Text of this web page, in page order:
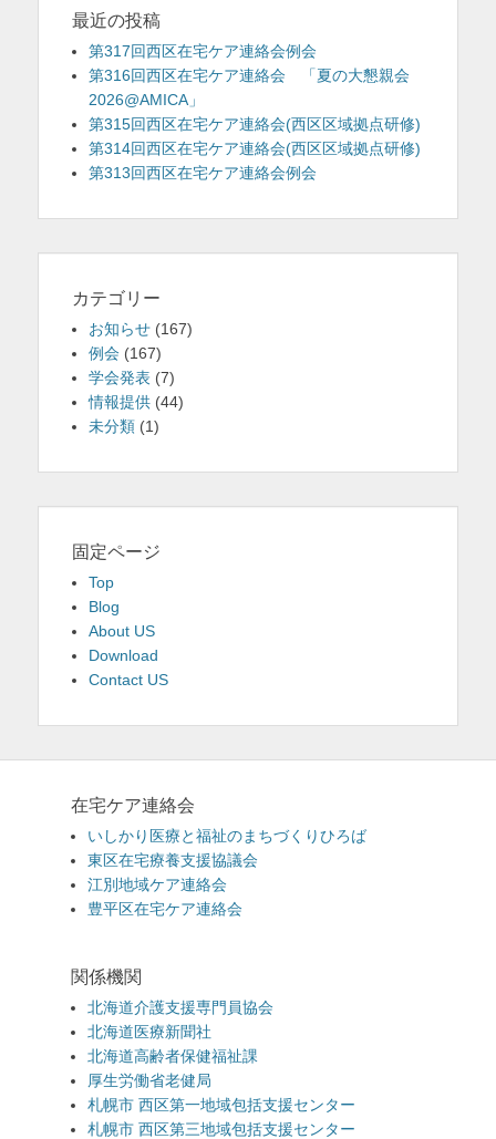
最近の投稿
第317回西区在宅ケア連絡会例会
第316回西区在宅ケア連絡会 「夏の大懇親会
2026@AMICA」
第315回西区在宅ケア連絡会(西区区域拠点研修)
第314回西区在宅ケア連絡会(西区区域拠点研修)
第313回西区在宅ケア連絡会例会
カテゴリー
お知らせ (167)
例会 (167)
学会発表 (7)
情報提供 (44)
未分類 (1)
固定ページ
Top
Blog
About US
Download
Contact US
在宅ケア連絡会
いしかり医療と福祉のまちづくりひろば
東区在宅療養支援協議会
江別地域ケア連絡会
豊平区在宅ケア連絡会
関係機関
北海道介護支援専門員協会
北海道医療新聞社
北海道高齢者保健福祉課
厚生労働省老健局
札幌市 西区第一地域包括支援センター
札幌市 西区第三地域包括支援センター